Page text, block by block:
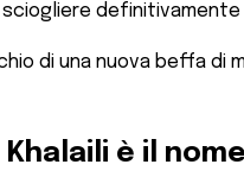
di una nuova beffa
è il